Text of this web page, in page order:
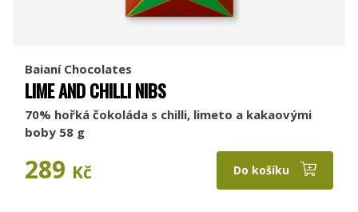
Baianí Chocolates
LIME AND CHILLI NIBS
70% hořká čokoláda s chilli, limeto a kakaovými
boby 58 g
289 Kč Do košíku